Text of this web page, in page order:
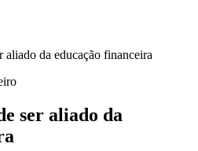
aliado da educação financeira
ser aliado da